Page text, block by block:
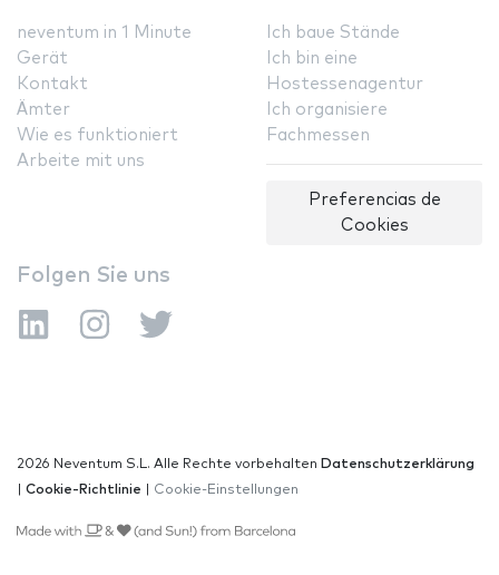
neventum in 1 Minute
Gerät
Kontakt
Ämter
Wie es funktioniert
Arbeite mit uns
Ich baue Stände
Ich bin eine
Hostessenagentur
Ich organisiere
Fachmessen
Preferencias de
Cookies
Folgen Sie uns
2026 Neventum S.L. Alle Rechte vorbehalten Datenschutzerklärung
Cookie-Richtlinie Cookie-Einstellungen